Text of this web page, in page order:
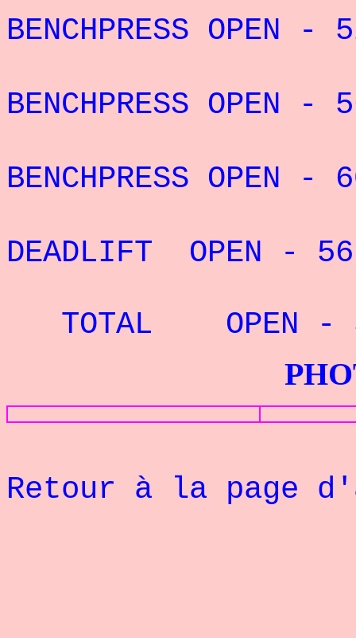
BENCHPRESS
BENCHPRESS
BENCHPRESS
DEADLIFT OPEN -
TOTAL OPEN
PHOTOS
Retour à la page